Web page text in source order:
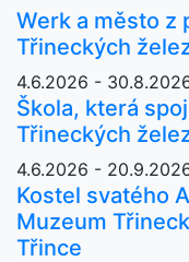
Werk a město z
Třineckých
4.6.2026 -
Škola, která
Třineckých
4.6.2026 -
Kostel svatého
Muzeum
Třince